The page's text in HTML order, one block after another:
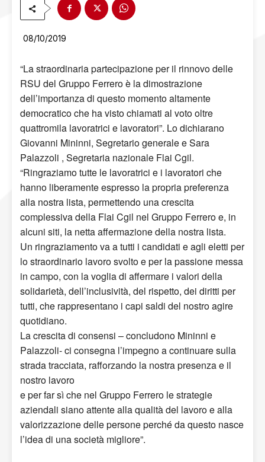
08/10/2019
“La straordinaria partecipazione per il rinnovo delle
RSU del Gruppo Ferrero è la dimostrazione
dell’importanza di questo momento altamente
democratico che ha visto chiamati al voto oltre
quattromila lavoratrici e lavoratori”. Lo dichiarano
Giovanni Mininni, Segretario generale e Sara
Palazzoli , Segretaria nazionale Flai Cgil.
“Ringraziamo tutte le lavoratrici e i lavoratori che
hanno liberamente espresso la propria preferenza
alla nostra lista, permettendo una crescita
complessiva della Flai Cgil nel Gruppo Ferrero e, in
alcuni siti, la netta affermazione della nostra lista.
Un ringraziamento va a tutti i candidati e agli eletti per
lo straordinario lavoro svolto e per la passione messa
in campo, con la voglia di affermare i valori della
solidarietà, dell’inclusività, del rispetto, dei diritti per
tutti, che rappresentano i capi saldi del nostro agire
quotidiano.
La crescita di consensi – concludono Mininni e
Palazzoli- ci consegna l’impegno a continuare sulla
strada tracciata, rafforzando la nostra presenza e il
nostro lavoro
e per far sì che nel Gruppo Ferrero le strategie
aziendali siano attente alla qualità del lavoro e alla
valorizzazione delle persone perché da questo nasce
l’idea di una società migliore”.